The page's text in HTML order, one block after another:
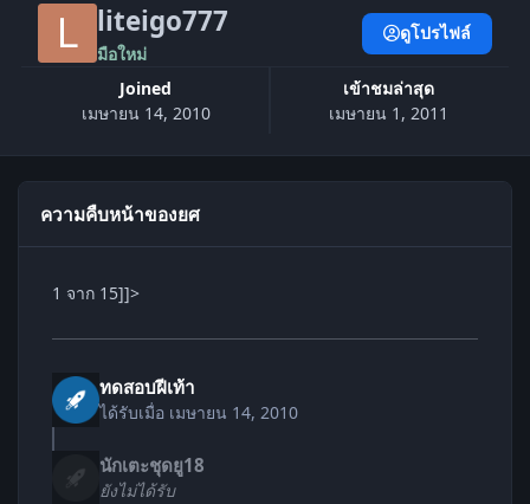
liteigo777
มือใหม่
Joined
เมษายน 14, 2010
เข้าชมล่าสุด
เมษายน 1, 2011
ดูโปรไฟล์
ความคืบหน้าของยศ
1 จาก 15]]>
ทดสอบฝีเท้า
ได้รับเมื่อ เมษายน 14, 2010
นักเตะชุดยู18
ยังไม่ได้รับ